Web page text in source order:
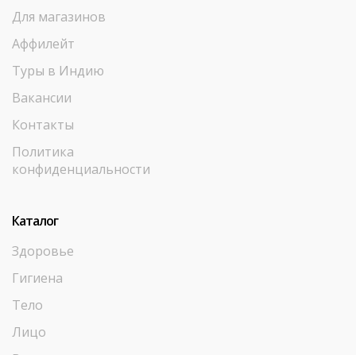
Для магазинов
Аффилейт
Туры в Индию
Вакансии
Контакты
Политика
конфиденциальности
Каталог
Здоровье
Гигиена
Тело
Лицо